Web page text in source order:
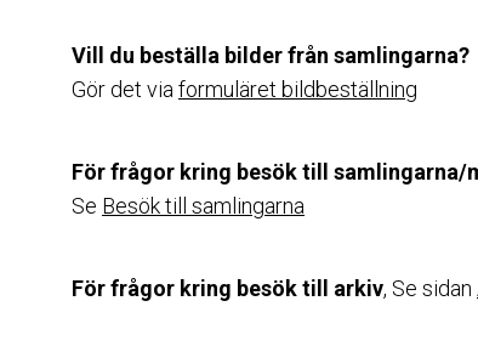
Vill du beställa bilder från samlingarna?
Gör det via formuläret bildbeställning
För frågor kring besök till samlingarna/
Se Besök till samlingarna
För frågor kring besök till arkiv, Se sidan